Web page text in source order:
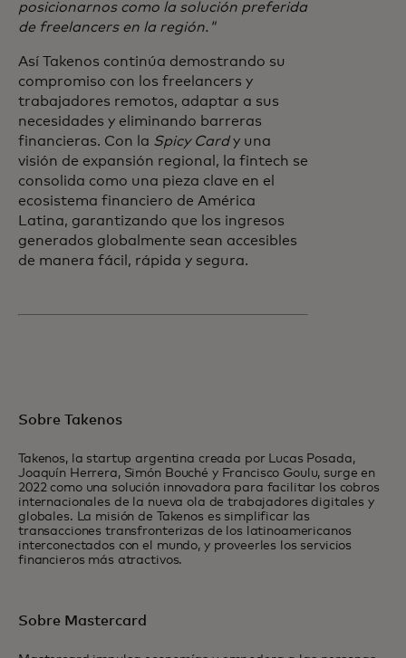
posicionarnos como la solución preferida
de freelancers en la región."
Así Takenos continúa demostrando su
compromiso con los freelancers y
trabajadores remotos, adaptar a sus
necesidades y eliminando barreras
financieras. Con la Spicy Cardy una
visión de expansión regional, la fintech se
consolida como una pieza clave en el
ecosistema financiero de América
Latina, garantizando que los ingresos
generados globalmente sean accesibles
de manera fácil, rápida y segura.
Sobre Takenos
Takenos, la startup argentina creada por Lucas Posada,
Joaquín Herrera, Simón Bouché y Francisco Goulu, surge en
2022 como una solución innovadora para facilitar los cobros
internacionales de la nueva ola de trabajadores digitales y
globales. La misión de Takenos es simplificar las
transacciones transfronterizas de los latinoamericanos
interconectados con el mundo, y proveerles los servicios
financieros más atractivos.
Sobre Mastercard